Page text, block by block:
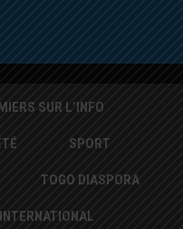
SUR L’INFO
SPORT
TOGO DIASPORA
INTERNATIONAL